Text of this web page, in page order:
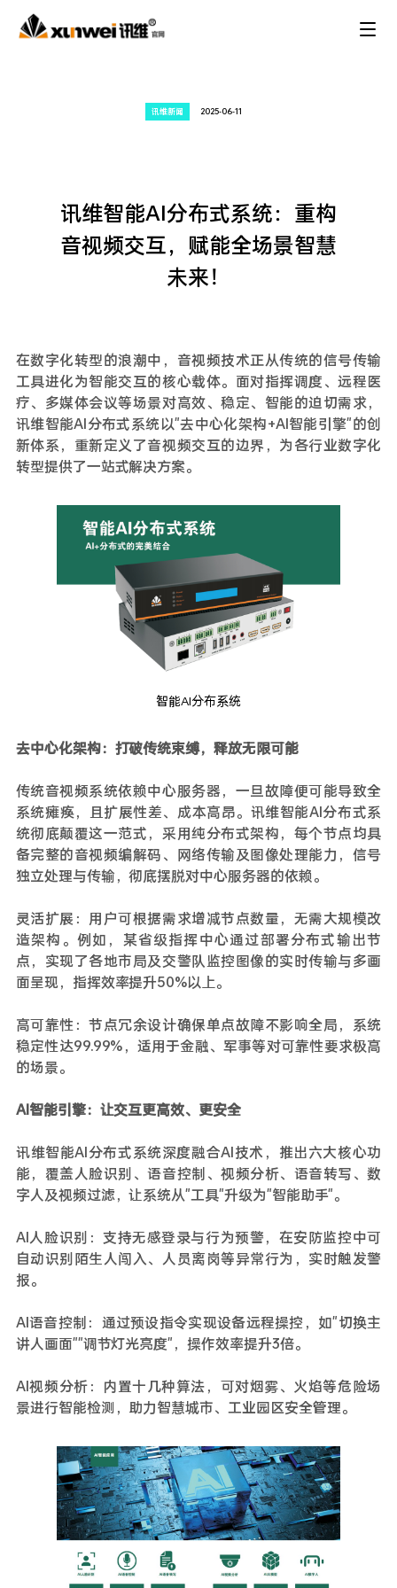
讯维新闻 2025-06-11
讯维智能AI分布式系统：重构
音视频交互，赋能全场景智慧
未来！
在数字化转型的浪潮中，音视频技术正从传统的信号传输
工具进化为智能交互的核心载体。面对指挥调度、远程医
疗、多媒体会议等场景对高效、稳定、智能的迫切需求，
讯维智能AI分布式系统以"去中心化架构+AI智能引擎"的创
新体系，重新定义了音视频交互的边界，为各行业数字化
转型提供了一站式解决方案。
智能AI分布系统
去中心化架构：打破传统束缚，释放无限可能
传统音视频系统依赖中心服务器，一旦故障便可能导致全
系统瘫痪，且扩展性差、成本高昂。讯维智能AI分布式系
统彻底颠覆这一范式，采用纯分布式架构，每个节点均具
备完整的音视频编解码、网络传输及图像处理能力，信号
独立处理与传输，彻底摆脱对中心服务器的依赖。
灵活扩展：用户可根据需求增减节点数量，无需大规模改
造架构。例如，某省级指挥中心通过部署分布式输出节
点，实现了各地市局及交警队监控图像的实时传输与多画
面呈现，指挥效率提升50%以上。
高可靠性：节点冗余设计确保单点故障不影响全局，系统
稳定性达99.99%，适用于金融、军事等对可靠性要求极高
的场景。
AI智能引擎：让交互更高效、更安全
讯维智能AI分布式系统深度融合AI技术，推出六大核心功
能，覆盖人脸识别、语音控制、视频分析、语音转写、数
字人及视频过滤，让系统从"工具"升级为"智能助手"。
AI人脸识别：支持无感登录与行为预警，在安防监控中可
自动识别陌生人闯入、人员离岗等异常行为，实时触发警
报。
AI语音控制：通过预设指令实现设备远程操控，如"切换主
讲人画面""调节灯光亮度"，操作效率提升3倍。
AI视频分析：内置十几种算法，可对烟雾、火焰等危险场
景进行智能检测，助力智慧城市、工业园区安全管理。